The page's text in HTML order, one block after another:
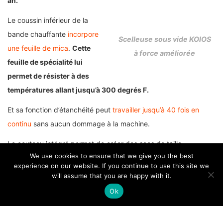
Scelleuse sous vide KOIOS
à force améliorée
Le coussin inférieur de la
bande chauffante incorpore
une feuille de mica. Cette
feuille de spécialité lui
permet de résister à des
températures allant jusqu’à 300 degrés F.
Et sa fonction d’étanchéité peut travailler jusqu’à 40 fois en
continu sans aucun dommage à la machine.
Le couteau intégré permet de créer des sacs de taille
personnalisée, ce qui contribue à réduire les déchets de sacs.
Aditionellement, ce scellant
est livré avec une fonction de port
Ce port vous permet de conserver les aliments
avec une boîte à vide et des bouchons à vin.
We use cookies to ensure that we give you the best
experience on our website. If you continue to use this site we
will assume that you are happy with it.
Ok